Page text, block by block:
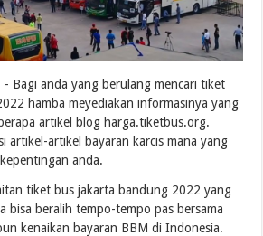
- Bagi anda yang berulang mencari tiket
hamba meyediakan informasinya yang
artikel blog harga.tiketbus.org.
artikel-artikel bayaran karcis mana yang
anda.
tiket bus jakarta bandung 2022 yang
bisa beralih tempo-tempo pas bersama
kenaikan bayaran BBM di Indonesia.